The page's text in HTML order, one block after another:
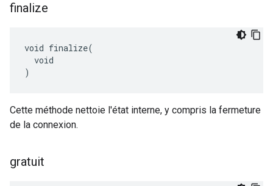
finalize
void finalize(
  void
)
Cette méthode nettoie l'état interne, y compris la fermeture
de la connexion.
gratuit